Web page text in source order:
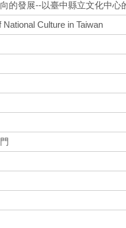
的發展--以臺中縣立文化中心
Culture in Taiwan